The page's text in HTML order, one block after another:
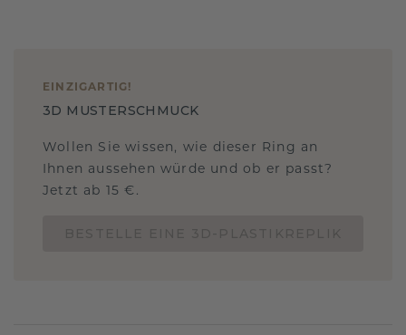
EINZIGARTIG !
3D MUSTERSCHMUCK
Wollen Sie wissen, wie dieser Ring an
Ihnen aussehen würde und ob er passt?
Jetzt ab 15 €.